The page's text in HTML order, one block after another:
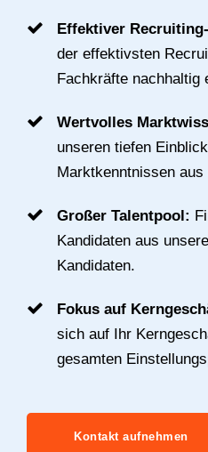
Effektiver
der effektivsten
Fachkräfte nachhaltig
Wertvolles
unseren tiefen
Marktkenntnissen
Großer Talentpool:
Kandidaten aus
Kandidaten.
Fokus auf
sich auf Ihr
gesamten
Kontakt aufnehmen